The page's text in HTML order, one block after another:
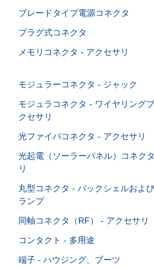
ブレードタイプ電源コネクタ
プラグ式コネクタ
メモリコネクタ - アクセサリ
モジュラーコネクタ - ジャック
モジュラコネクタ - ワイヤリング
クセサリ
光ファイバコネクタ - アクセサリ
光起電（ソーラーパネル）コネク
リ
丸型コネクタ - バックシェルおよ
ランプ
同軸コネクタ（RF） - アクセサリ
コンタクト - 多用途
端子 - ハウジング、ブーツ